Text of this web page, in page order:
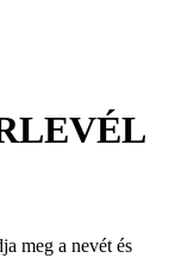
meg a nevét és